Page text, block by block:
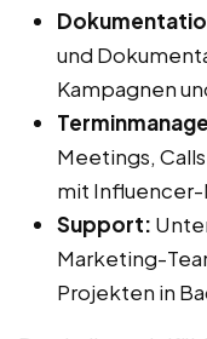
und
Kampagnen
Meetings,
mit
Support:
Marketing-
Projekten in